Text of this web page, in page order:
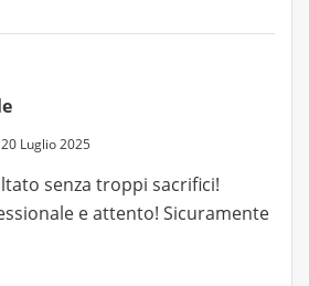
Luglio 2025
senza troppi sacrifici!
e attento! Sicuramente